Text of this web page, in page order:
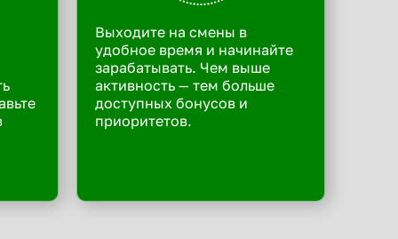
Выходите на смены в
удобное время и начинайте
зарабатывать. Чем выше
активность — тем больше
доступных бонусов и
приоритетов.